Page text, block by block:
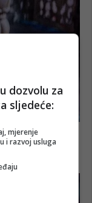
dozvolu za
sljedeće:
mjerenje
i razvoj usluga